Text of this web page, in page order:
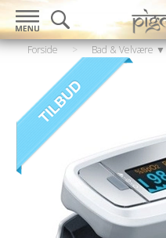
Forside > Bad & Velvære ▼
EKG måler / ilt målere